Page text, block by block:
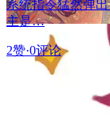
系统指令猛然弹
主是…
2赞·0评论